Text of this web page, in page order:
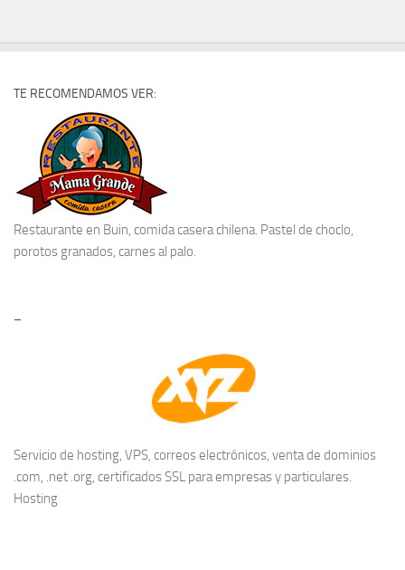
TE RECOMENDAMOS VER:
Restaurante en Buin, comida casera chilena. Pastel de choclo,
porotos granados, carnes al palo.
–
Servicio de hosting, VPS, correos electrónicos, venta de dominios
.com, .net .org, certificados SSL para empresas y particulares.
Hosting